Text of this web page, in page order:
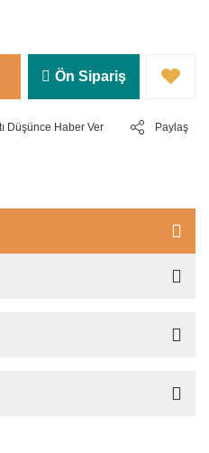
Ön Sipariş
Düşünce Haber Ver Paylaş